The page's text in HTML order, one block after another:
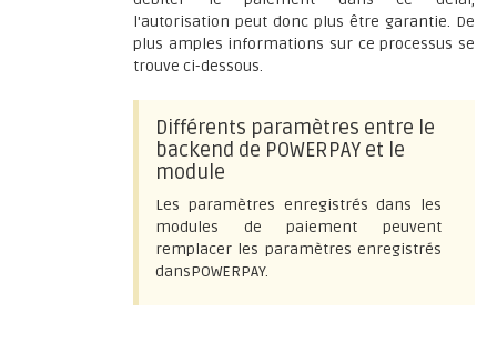
l'autorisation peut donc plus être garantie. De
plus amples informations sur ce processus se
trouve ci-dessous.
Différents paramètres entre le
backend de POWERPAY et le
module
Les paramètres enregistrés dans les
modules de paiement peuvent
remplacer les paramètres enregistrés
dansPOWERPAY.